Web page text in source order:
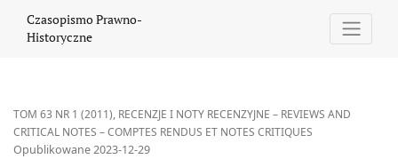
Czasopismo Prawno-
Historyczne
TOM 63 NR 1 (2011), RECENZJE I NOTY RECENZYJNE – REVIEWS AND
CRITICAL NOTES – COMPTES RENDUS ET NOTES CRITIQUES
Opublikowane 2023-12-29